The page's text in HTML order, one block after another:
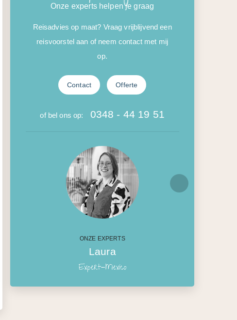
Onze experts helpen je graag
Reisadvies op maat? Vraag vrijblijvend een
reisvoorstel aan of neem contact met mij
op.
Contact Offerte
of bel ons op: 0348 - 44 19 51
ONZE EXPERTS
Laura
Expert-Mexico